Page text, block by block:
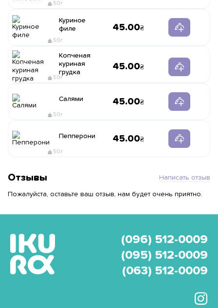
50г
Куриное
филе
50г
45.00
Копченая
куриная
грудка
50г
45.00
Салями
50г
45.00
Пепперони
50г
45.00
Отзывы Написать отзыв
Пожалуйста, оставьте ваш отзыв, нам будет очень приятно.
(096) 512-0009
(095) 512-0009
(063) 512-0009